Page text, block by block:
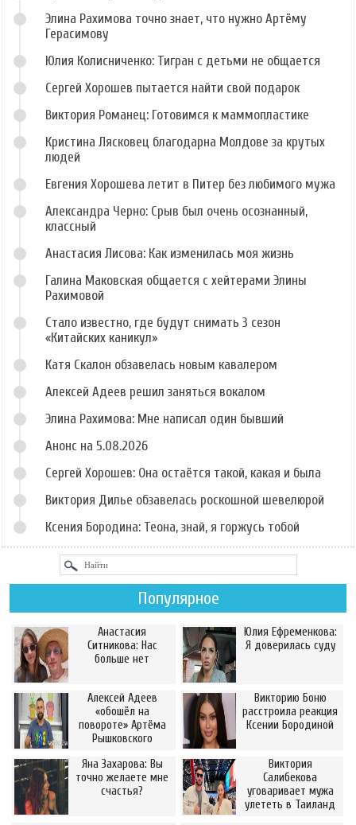
Элина Рахимова точно знает, что нужно Артёму
Герасимову
Юлия Колисниченко: Тигран с детьми не общается
Сергей Хорошев пытается найти свой подарок
Виктория Романец: Готовимся к маммопластике
Кристина Лясковец благодарна Молдове за крутых
людей
Евгения Хорошева летит в Питер без любимого мужа
Александра Черно: Срыв был очень осознанный,
классный
Анастасия Лисова: Как изменилась моя жизнь
Галина Маковская общается с хейтерами Элины
Рахимовой
Стало известно, где будут снимать 3 сезон
«Китайских каникул»
Катя Скалон обзавелась новым кавалером
Алексей Адеев решил заняться вокалом
Элина Рахимова: Мне написал один бывший
Анонс на 5.08.2026
Сергей Хорошев: Она остаётся такой, какая и была
Виктория Дилье обзавелась роскошной шевелюрой
Ксения Бородина: Теона, знай, я горжусь тобой
Популярное
Анастасия
Ситникова: Нас
больше нет
Юлия Ефременкова:
Я доверилась суду
Алексей Адеев
«обошёл на
повороте» Артёма
Рышковского
Викторию Боню
расстроила реакция
Ксении Бородиной
Яна Захарова: Вы
точно желаете мне
счастья?
Виктория
Салибекова
уговаривает мужа
улететь в Таиланд